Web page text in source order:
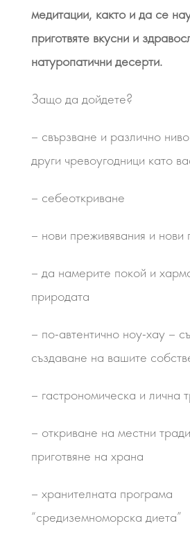
медитации, както и да се
приготвяте вкусни и
натуропатични десерти.
Защо да дойдете?
– свързване и различно
други чревоугодници като
– себеоткриване
– нови преживявания и нови
– да намерите покой и
природата
– по-автентично ноу-хау –
създаване на вашите
– гастрономическа и лична
– откриване на местни
приготвяне на храна
– хранителната програма
“средиземноморска диета”